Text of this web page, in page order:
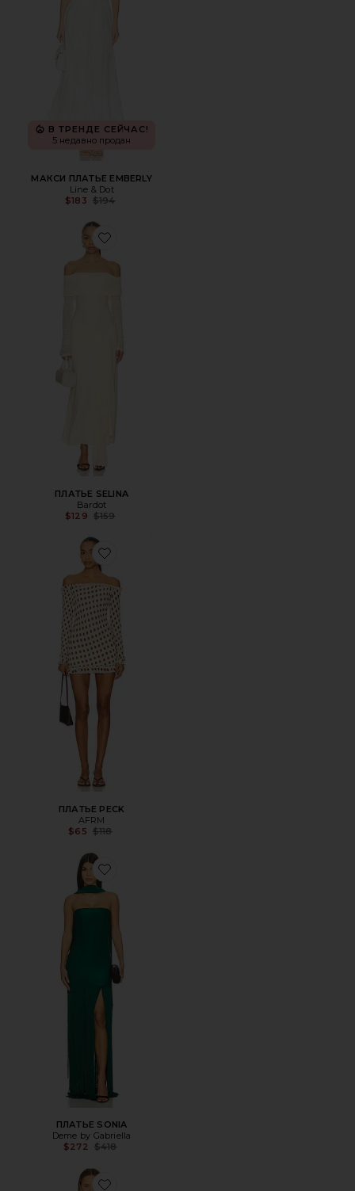
В ТРЕНДЕ СЕЙЧАС!
5 недавно продан
МАКСИ ПЛАТЬЕ EMBERLY
Line & Dot
$183 Previous price:
$194
Favorite ПЛАТЬЕ SELINA
ПЛАТЬЕ SELINA
Bardot
$129 Previous price:
$159
Favorite ПЛАТЬЕ PECK
ПЛАТЬЕ PECK
AFRM
$65 Previous price:
$118
Favorite ПЛАТЬЕ SONIA
ПЛАТЬЕ SONIA
Deme by Gabriella
$272 Previous price:
$418